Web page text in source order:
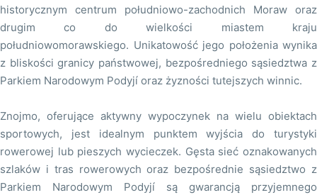
historycznym centrum południowo-zachodnich Moraw oraz
drugim co do wielkości miastem kraju
południowomorawskiego. Unikatowość jego położenia wynika
z bliskości granicy państwowej, bezpośredniego sąsiedztwa z
Parkiem Narodowym Podyjí oraz żyzności tutejszych winnic.
Znojmo, oferujące aktywny wypoczynek na wielu obiektach
sportowych, jest idealnym punktem wyjścia do turystyki
rowerowej lub pieszych wycieczek. Gęsta sieć oznakowanych
szlaków i tras rowerowych oraz bezpośrednie sąsiedztwo z
Parkiem Narodowym Podyjí są gwarancją przyjemnego